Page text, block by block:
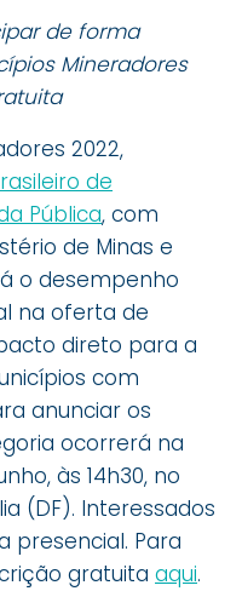
de forma
Mineradores
2022,
de
Pública, com
de Minas e
o desempenho
na oferta de
direto para a
com
anunciar os
ocorrerá na
às 14h30, no
(DF). Interessados
Para
gratuita aqui.